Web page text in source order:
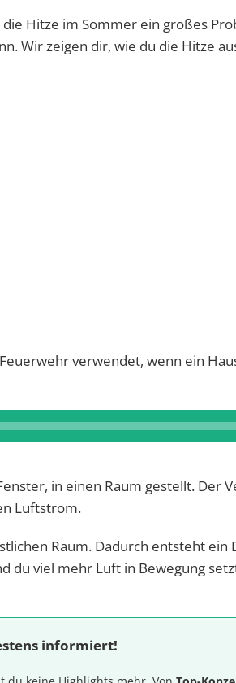
Hitze im Sommer ein großes
Wir zeigen dir, wie du die Hitze
verwendet, wenn ein
in einen Raum gestellt. Der
Luftstrom.
Raum. Dadurch entsteht ein
du viel mehr Luft in Bewegung
informiert!